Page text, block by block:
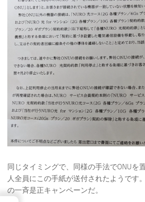
同じタイミングで、同様の手法でONUを
人全員にこの手紙が送付されたようです
の一斉是正キャンペーンだ。